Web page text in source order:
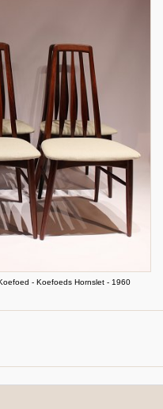
- Koefoeds Hornslet - 1960